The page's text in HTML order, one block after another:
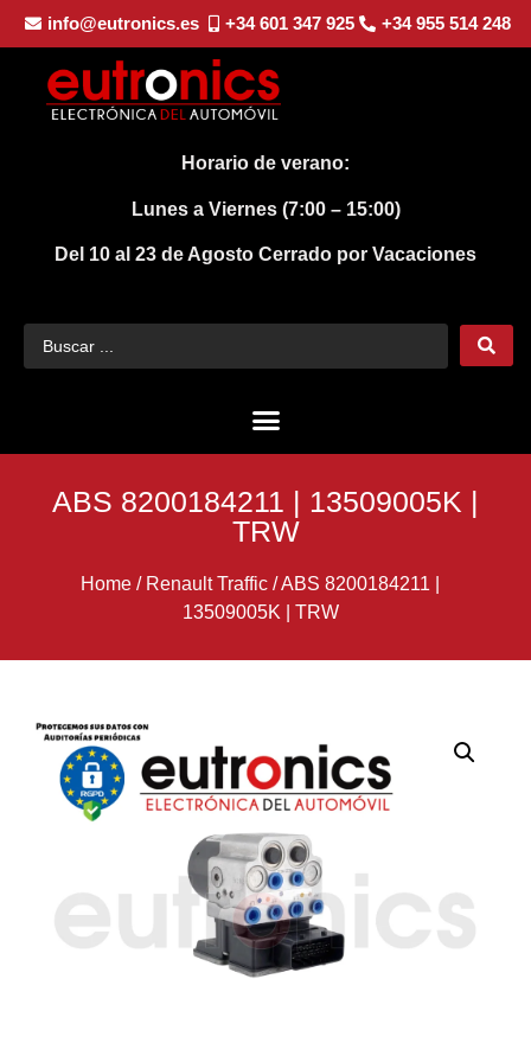
info@eutronics.es +34 601 347 925 +34 955 514 248
Horario de verano:
Lunes a Viernes (7:00 – 15:00)
Del 10 al 23 de Agosto Cerrado por Vacaciones
ABS 8200184211 | 13509005K |
TRW
Home / Renault Traffic /ABS 8200184211 |
13509005K | TRW